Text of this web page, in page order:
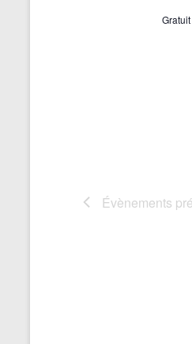
Gratuit
Évènements